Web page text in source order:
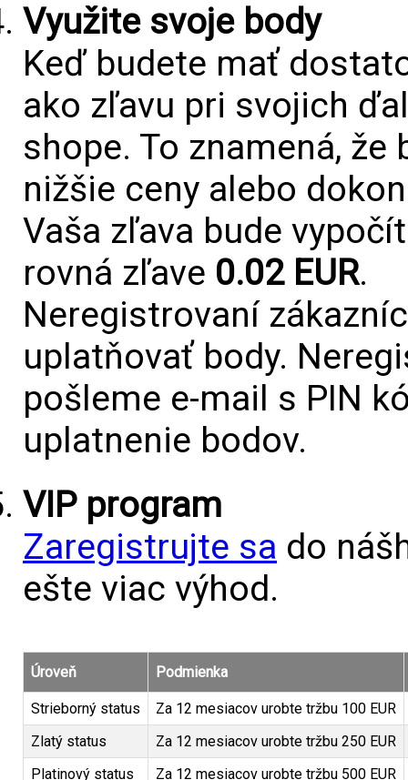
Využite svoje body
Keď budete mať
ako zľavu pri svojich
shope. To znamená,
nižšie ceny alebo
Vaša zľava bude
rovná zľave 0.02 EUR.
Neregistrovaní
uplatňovať body.
pošleme e-mail s PIN
uplatnenie bodov.
VIP program
Zaregistrujte sa do
ešte viac výhod.
Úroveň Podmienka
Strieborný status
Za 12 mesiacov urobte tržbu 100 EUR
Zlatý status
Za 12 mesiacov urobte tržbu 250 EUR
Platinový status
Za 12 mesiacov urobte tržbu 500 EUR